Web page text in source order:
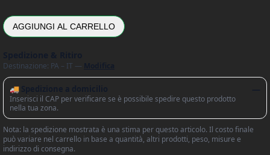
AGGIUNGI AL CARRELLO
Destinazione: PA – IT —
🚚 Spedizione a domicilio
Inserisci il CAP per verificare se è possibile spedire questo prodotto
nella tua zona.
Nota: la spedizione mostrata è una stima per questo articolo. Il costo finale
può variare nel carrello in base a quantità, altri prodotti, peso, misure e
indirizzo di consegna.